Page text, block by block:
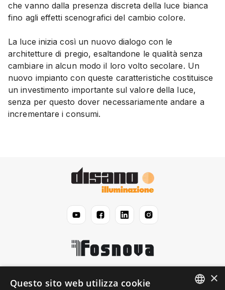
che vanno dalla presenza discreta della luce bianca
fino agli effetti scenografici del cambio colore.
La luce inizia così un nuovo dialogo con le
architetture di pregio, esaltandone le qualità senza
cambiare in alcun modo il loro volto secolare. Un
nuovo impianto con queste caratteristiche costituisce
un investimento importante sul valore della luce,
senza per questo dover necessariamente andare a
incrementare i consumi.
Disano ×
Questo sito web utilizza cookie